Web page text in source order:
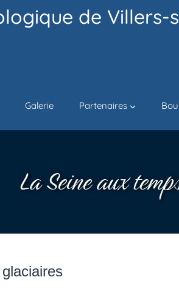
de Villers-
Galerie Partenaires
La Seine aux